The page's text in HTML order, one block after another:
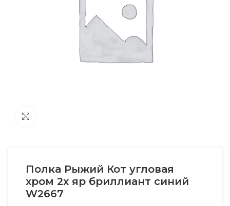
Полка Рыжий Кот угловая
хром 2х яр бриллиант синий
W2667